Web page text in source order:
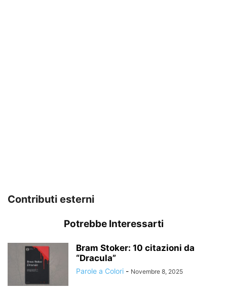
Contributi esterni
Potrebbe Interessarti
Bram Stoker: 10 citazioni da
“Dracula”
Parole a Colori - Novembre 8, 2025